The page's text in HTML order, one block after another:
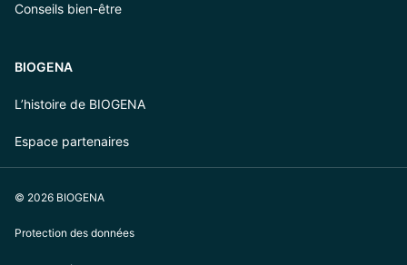
Conseils bien-être
BIOGENA
L’histoire de BIOGENA
Espace partenaires
© 2026 BIOGENA
Protection des données